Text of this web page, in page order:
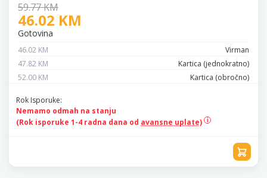
59.77 KM
46.02 KM
Gotovina
46.02 KM
Virman
47.82 KM
Kartica (jednokratno)
52.00 KM
Kartica (obročno)
Rok Isporuke:
Nemamo odmah na stanju
(Rok isporuke 1-4 radna dana od avansne uplate)